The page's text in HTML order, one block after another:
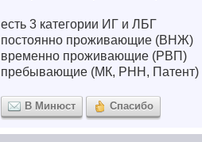
есть 3 категории ИГ и ЛБГ
постоянно проживающие (ВНЖ)
временно проживающие (РВП)
пребывающие (МК, РНН, Патент)
В Минюст Спасибо